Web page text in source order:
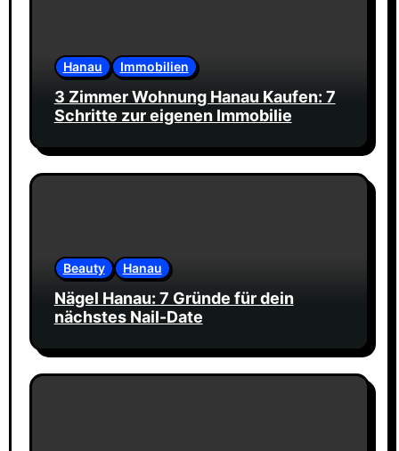
Hanau Immobilien
3 Zimmer Wohnung Hanau Kaufen: 7
Schritte zur eigenen Immobilie
Beauty Hanau
Nägel Hanau: 7 Gründe für dein
nächstes Nail-Date